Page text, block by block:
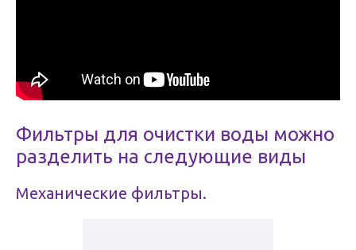
Фильтры для очистки воды можно
разделить на следующие виды
Механические фильтры.